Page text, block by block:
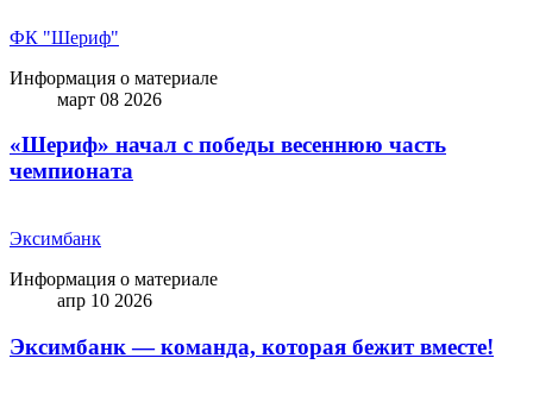
ФК "Шериф"
Информация о материале
март 08 2026
«Шериф» начал с победы весеннюю часть
чемпионата
Эксимбанк
Информация о материале
апр 10 2026
Эксимбанк — команда, которая бежит вместе!